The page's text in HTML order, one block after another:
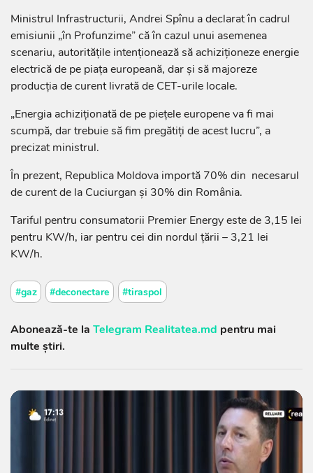
Ministrul Infrastructurii, Andrei Spînu a declarat în cadrul
emisiunii „în Profunzime” că în cazul unui asemenea
scenariu, autoritățile intenționează să achiziționeze energie
electrică de pe piața europeană, dar și să majoreze
producția de curent livrată de CET-urile locale.
„Energia achiziționată de pe piețele europene va fi mai
scumpă, dar trebuie să fim pregătiți de acest lucru”, a
precizat ministrul.
În prezent, Republica Moldova importă 70% din necesarul
de curent de la Cuciurgan și 30% din România.
Tariful pentru consumatorii Premier Energy este de 3,15 lei
pentru KW/h, iar pentru cei din nordul țării – 3,21 lei
KW/h.
#gaz #deconectare #tiraspol
Abonează-te la Telegram Realitatea.md pentru mai
multe știri.